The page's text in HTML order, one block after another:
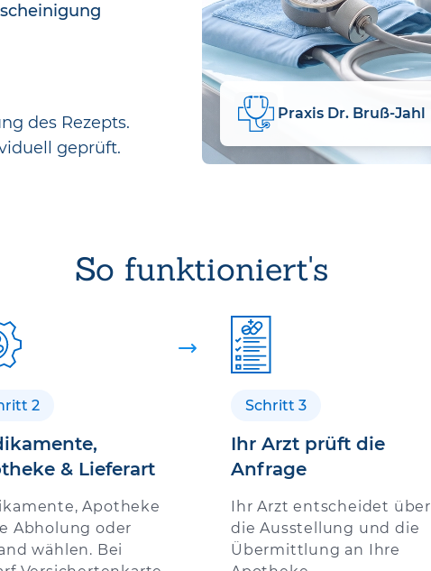
des Rezepts.
geprüft.
Praxis Dr. Bruß-Jahl
So funktioniert's
2
& Lieferart
Apotheke
Abholung oder
wählen. Bei
Schritt 3
Ihr Arzt prüft die
Anfrage
Ihr Arzt entscheidet über
die Ausstellung und die
Übermittlung an Ihre